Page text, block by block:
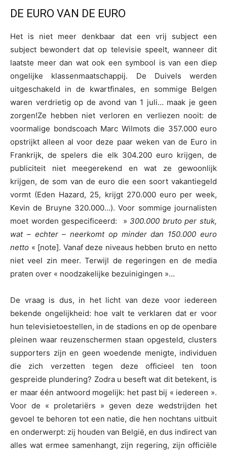
DE EURO VAN DE EURO
Het is niet meer denkbaar dat een vrij subject een
subject bewondert dat op televisie speelt, wanneer dit
laatste meer dan wat ook een symbool is van een diep
ongelijke klassenmaatschappij. De Duivels werden
uitgeschakeld in de kwartfinales, en sommige Belgen
waren verdrietig op de avond van 1 juli… maak je geen
zorgen!Ze hebben niet verloren en verliezen nooit: de
voormalige bondscoach Marc Wilmots die 357.000 euro
opstrijkt alleen al voor deze paar weken van de Euro in
Frankrijk, de spelers die elk 304.200 euro krijgen, de
publiciteit niet meegerekend en wat ze gewoonlijk
krijgen, de som van de euro die een soort vakantiegeld
vormt (Eden Hazard, 25, krijgt 270.000 euro per week,
Kevin de Bruyne 320.000…). Voor sommige journalisten
moet worden gespecificeerd: » 300.000 bruto per stuk,
wat – echter – neerkomt op minder dan 150.000 euro
netto « [note]. Vanaf deze niveaus hebben bruto en netto
niet veel zin meer. Terwijl de regeringen en de media
praten over « noodzakelijke bezuinigingen »…
De vraag is dus, in het licht van deze voor iedereen
bekende ongelijkheid: hoe valt te verklaren dat er voor
hun televisietoestellen, in de stadions en op de openbare
pleinen waar reuzenschermen staan opgesteld, clusters
supporters zijn en geen woedende menigte, individuen
die zich verzetten tegen deze officieel ten toon
gespreide plundering? Zodra u beseft wat dit betekent, is
er maar één antwoord mogelijk: het past bij « iedereen ».
Voor de « proletariërs » geven deze wedstrijden het
gevoel te behoren tot een natie, die hen nochtans uitbuit
en onderwerpt: zij houden van België, en dus indirect van
alles wat ermee samenhangt, zijn regering, zijn officiële